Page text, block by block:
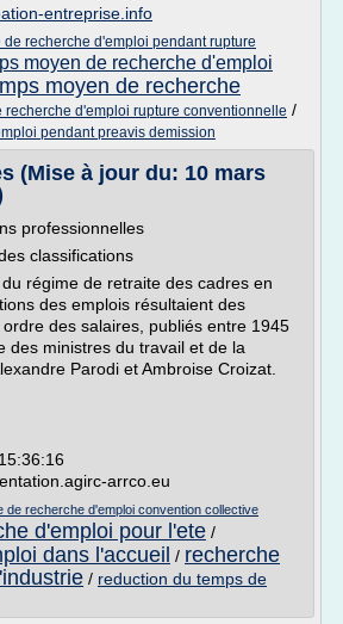
entreprise.info
de recherche d'emploi pendant rupture
moyen de recherche d'emploi
moyen de recherche
recherche d'emploi rupture conventionnelle /
pendant preavis demission
(Mise à jour du: 10 mars
professionnelles
classifications
régime de retraite des cadres en
des emplois résultaient des
des salaires, publiés entre 1945
des ministres du travail et de la
Parodi et Ambroise Croizat.
arrco.eu
de recherche d'emploi convention collective
d'emploi pour l'ete /
dans l'accueil / recherche
/ reduction du temps de